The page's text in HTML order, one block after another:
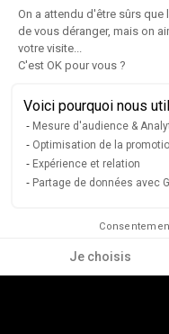
On a attendu d'être sûrs
de vous déranger, mais on
votre visite...
C'est OK pour vous ?
Voici pourquoi nous
Mesure d'audience &
Optimisation de la
Expérience et relation
Partage de données avec
Je choisis